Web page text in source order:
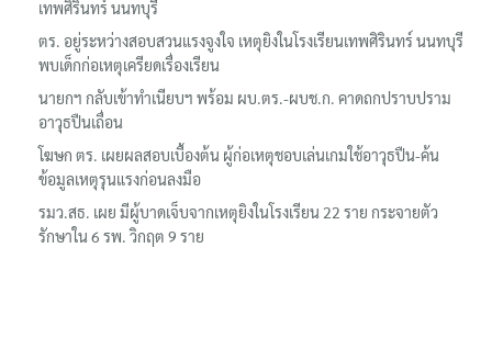
เทพศิรินทร์ นนทบุรี
ตร. อยู่ระหว่างสอบสวนแรงจูงใจ เหตุยิงในโรงเรียนเทพศิรินทร์ นนทบุรี
พบเด็กก่อเหตุเครียดเรื่องเรียน
นายกฯ กลับเข้าทำเนียบฯ พร้อม ผบ.ตร.-ผบช.ก. คาดถกปราบปราม
อาวุธปืนเถื่อน
โฆษก ตร. เผยผลสอบเบื้องต้น ผู้ก่อเหตุชอบเล่นเกมใช้อาวุธปืน-ค้น
ข้อมูลเหตุรุนแรงก่อนลงมือ
รมว.สธ. เผย มีผู้บาดเจ็บจากเหตุยิงในโรงเรียน 22 ราย กระจายตัว
รักษาใน 6 รพ. วิกฤต 9 ราย